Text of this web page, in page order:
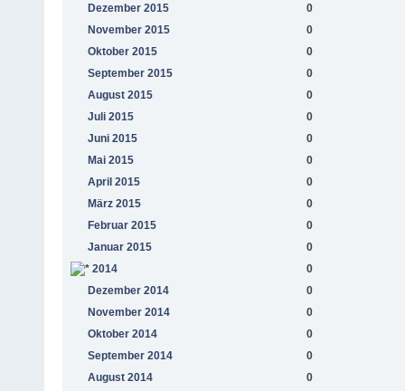
Dezember 2015
0
November 2015
0
Oktober 2015
0
September 2015
0
August 2015
0
Juli 2015
0
Juni 2015
0
Mai 2015
0
April 2015
0
März 2015
0
Februar 2015
0
Januar 2015
0
2014
0
Dezember 2014
0
November 2014
0
Oktober 2014
0
September 2014
0
August 2014
0